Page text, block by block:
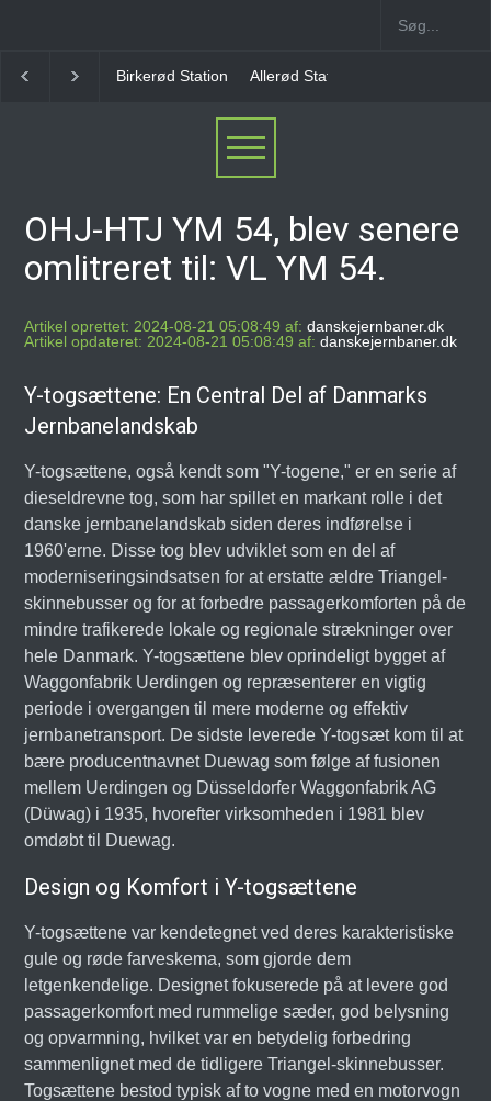
Birkerød Station Allerød Station
OHJ-HTJ YM 54, blev senere
omlitreret til: VL YM 54.
Artikel oprettet: 2024-08-21 05:08:49 af: danskejernbaner.dk
Artikel opdateret: 2024-08-21 05:08:49 af: danskejernbaner.dk
Y-togsættene: En Central Del af Danmarks
Jernbanelandskab
Y-togsættene, også kendt som "Y-togene," er en serie af
dieseldrevne tog, som har spillet en markant rolle i det
danske jernbanelandskab siden deres indførelse i
1960'erne. Disse tog blev udviklet som en del af
moderniseringsindsatsen for at erstatte ældre Triangel-
skinnebusser og for at forbedre passagerkomforten på de
mindre trafikerede lokale og regionale strækninger over
hele Danmark. Y-togsættene blev oprindeligt bygget af
Waggonfabrik Uerdingen og repræsenterer en vigtig
periode i overgangen til mere moderne og effektiv
jernbanetransport. De sidste leverede Y-togsæt kom til at
bære producentnavnet Duewag som følge af fusionen
mellem Uerdingen og Düsseldorfer Waggonfabrik AG
(Düwag) i 1935, hvorefter virksomheden i 1981 blev
omdøbt til Duewag.
Design og Komfort i Y-togsættene
Y-togsættene var kendetegnet ved deres karakteristiske
gule og røde farveskema, som gjorde dem
letgenkendelige. Designet fokuserede på at levere god
passagerkomfort med rummelige sæder, god belysning
og opvarmning, hvilket var en betydelig forbedring
sammenlignet med de tidligere Triangel-skinnebusser.
Togsættene bestod typisk af to vogne med en motorvogn